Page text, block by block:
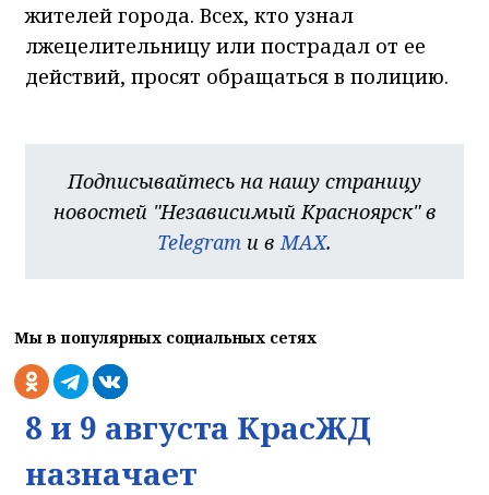
жителей города. Всех, кто узнал
лжецелительницу или пострадал от ее
действий, просят обращаться в полицию.
Подписывайтесь на нашу страницу
новостей "Независимый Красноярск" в
Telegram и в MAX.
Мы в популярных социальных сетях
8 и 9 августа КрасЖД
назначает